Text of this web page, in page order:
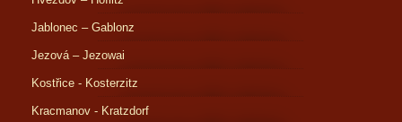
Jablonec – Gablonz
Jezová – Jezowai
Kostřice - Kosterzitz
Kracmanov - Kratzdorf